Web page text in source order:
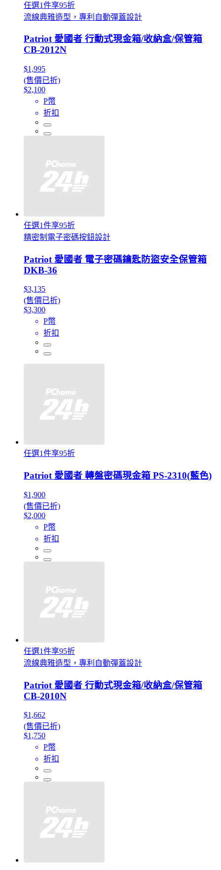
任選1件享95折
流線典雅造型，專利自動彈蓋設計
Patriot 愛國者 行動式現金箱/收納盒/保管箱
CB-2012N
$1,995
(售價已折)
$2,100
P幣
折扣
任選1件享95折
精密制電子密碼按鈕設計
Patriot 愛國者 電子密碼鑰匙防盜安全保管箱
DKB-36
$3,135
(售價已折)
$3,300
P幣
折扣
任選1件享95折
Patriot 愛國者 轉盤密碼現金箱 PS-2310(藍色)
$1,900
(售價已折)
$2,000
P幣
折扣
任選1件享95折
流線典雅造型，專利自動彈蓋設計
Patriot 愛國者 行動式現金箱/收納盒/保管箱
CB-2010N
$1,662
(售價已折)
$1,750
P幣
折扣